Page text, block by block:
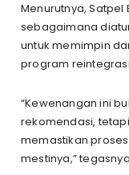
Menurutnya, Satpel
sebagaimana
untuk memimpin
program
“Kewenangan ini
rekomendasi,
memastikan
mestinya,”